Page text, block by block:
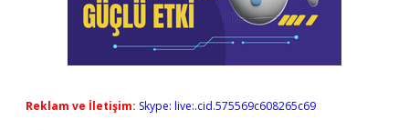
Reklam ve İletişim: Skype: live:.cid.575569c608265c69